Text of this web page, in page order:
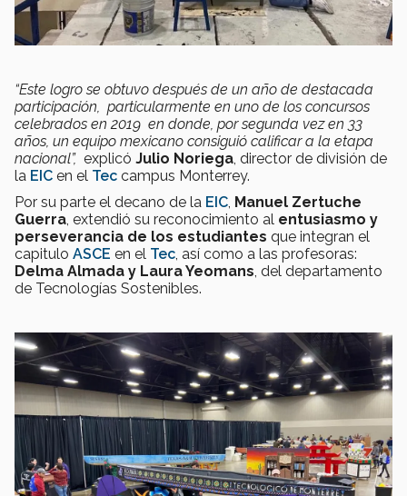
“Este logro se obtuvo después de un año de destacada
participación, particularmente en uno de los concursos
celebrados en 2019 en donde, por segunda vez en 33
años, un equipo mexicano consiguió calificar a la etapa
nacional”, explicó Julio Noriega, director de división de
la EIC en el Tec campus Monterrey.
Por su parte el decano de la EIC, Manuel Zertuche
Guerra, extendió su reconocimiento al entusiasmo y
perseverancia de los estudiantes que integran el
capitulo ASCE en el Tec, así como a las profesoras:
Delma Almada y Laura Yeomans, del departamento
de Tecnologías Sostenibles.